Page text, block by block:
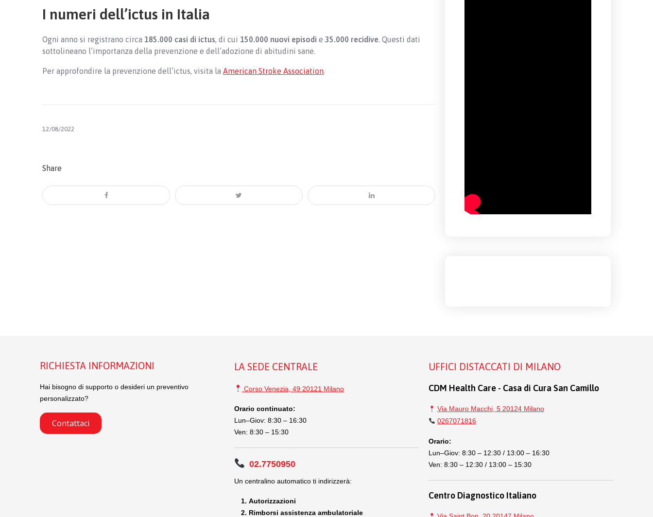
I numeri dell’ictus in Italia
Ogni anno si registrano circa 185.000 casi di ictus , di cui 150.000 nuovi episodi e 35.000 recidive . Questi dati
sottolineano l’importanza della prevenzione e dell’adozione di abitudini sane.
Per approfondire la prevenzione dell’ictus, visita la American Stroke Association
12/08/2022
Share
RICHIESTA INFORMAZIONI
Hai bisogno di supporto o desideri un preventivo
personalizzato?
Contattaci
LA SEDE CENTRALE
Corso Venezia, 49 20121 Milano
Orario continuato:
Lun–Giov: 8:30 – 16:30
Ven: 8:30 – 15:30
02.7750950
Un centralino automatico ti indirizzerà:
Autorizzazioni
Rimborsi assistenza ambulatoriale
UFFICI DISTACCATI DI MILANO
CDM Health Care - Casa di Cura San Camillo
Via Mauro Macchi, 5 20124 Milano
0267071816
Orario:
Lun–Giov: 8:30 – 12:30 / 13:00 – 16:30
Ven: 8:30 – 12:30 / 13:00 – 15:30
Centro Diagnostico Italiano